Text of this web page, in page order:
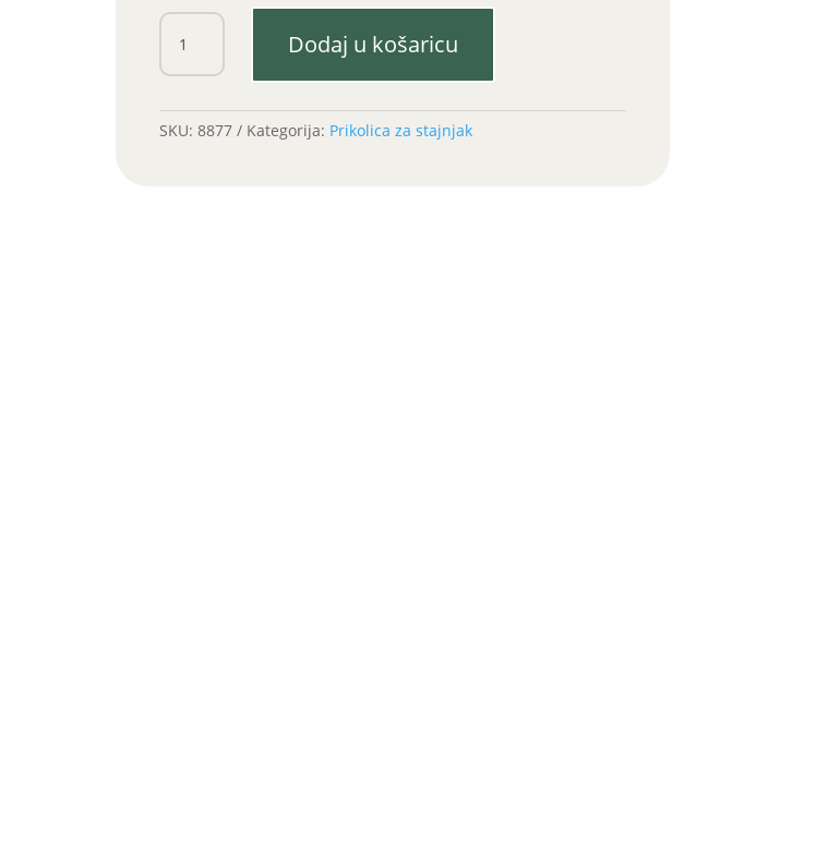
Lančanik
poda
Tehnostroj
8x31
Dodaj u košaricu
SKU: 8877 Kategorija: Prikolica za stajnjak